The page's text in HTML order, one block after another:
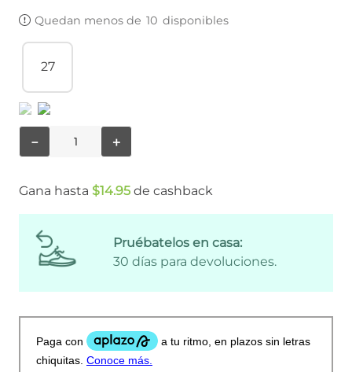
Quedan menos de 10 disponibles
27
＋
－
Gana hasta $14.95 de cashback
Pruébatelos en casa:
30 días para devoluciones.